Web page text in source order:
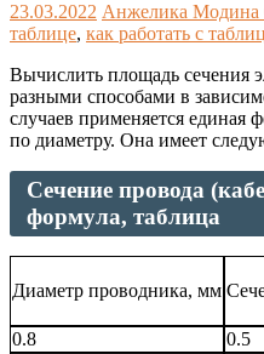
23.03.2022 Анжелика Модина
таблице, как работать с
Вычислить площадь сечения
разными способами в
случаев применяется единая
по диаметру. Она имеет
Сечение провода
формула, таблица
Диаметр проводника, мм
0.8
0.5